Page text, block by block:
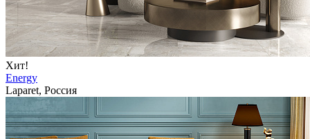
Хит!
Energy
Laparet, Россия